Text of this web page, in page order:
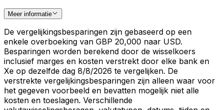
Meer informatie
De vergelijkingsbesparingen zijn gebaseerd op een
enkele overboeking van GBP 20,000 naar USD.
Besparingen worden berekend door de wisselkoers
inclusief marges en kosten verstrekt door elke bank en
Xe op dezelfde dag 8/8/2026 te vergelijken. De
verstrekte vergelijkingsbesparingen zijn alleen waar voor
het gegeven voorbeeld en bevatten mogelijk niet alle
kosten en toeslagen. Verschillende